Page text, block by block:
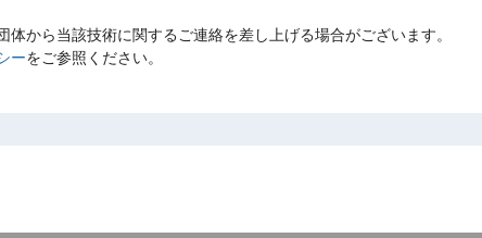
から当該技術に関するご連絡を差し上げる場合がございます。
ーをご参照ください。